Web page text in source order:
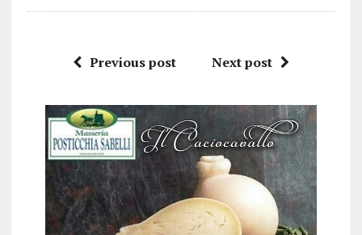
Previous post Next post